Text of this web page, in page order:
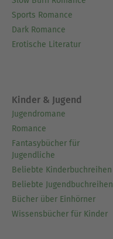
Sports Romance
Dark Romance
Erotische Literatur
Kinder & Jugend
Jugendromane
Romance
Fantasybücher für
Jugendliche
Beliebte Kinderbuchreihen
Beliebte Jugendbuchreihen
Bücher über Einhörner
Wissensbücher für Kinder